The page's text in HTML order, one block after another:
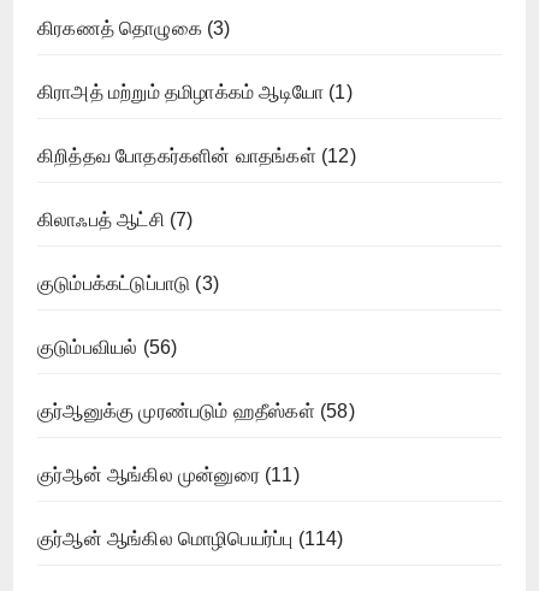
கிரகணத் தொழுகை(3)
கிராஅத் மற்றும் தமிழாக்கம் ஆடியோ (1)
கிறித்தவ போதகர்களின் வாதங்கள் (12)
கிலாஃபத் ஆட்சி (7)
குடும்பக்கட்டுப்பாடு (3)
குடும்பவியல் (56)
குர்ஆனுக்கு முரண்படும் ஹதீஸ்கள் (58)
குர்ஆன் ஆங்கில முன்னுரை(11)
குர்ஆன் ஆங்கில மொழிபெயர்ப்பு (114)